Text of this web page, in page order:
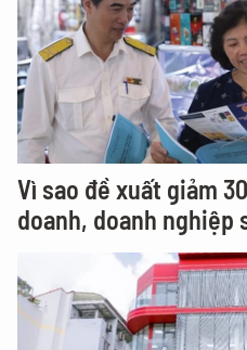
Vì sao đề xuất giảm
doanh, doanh nghiệp